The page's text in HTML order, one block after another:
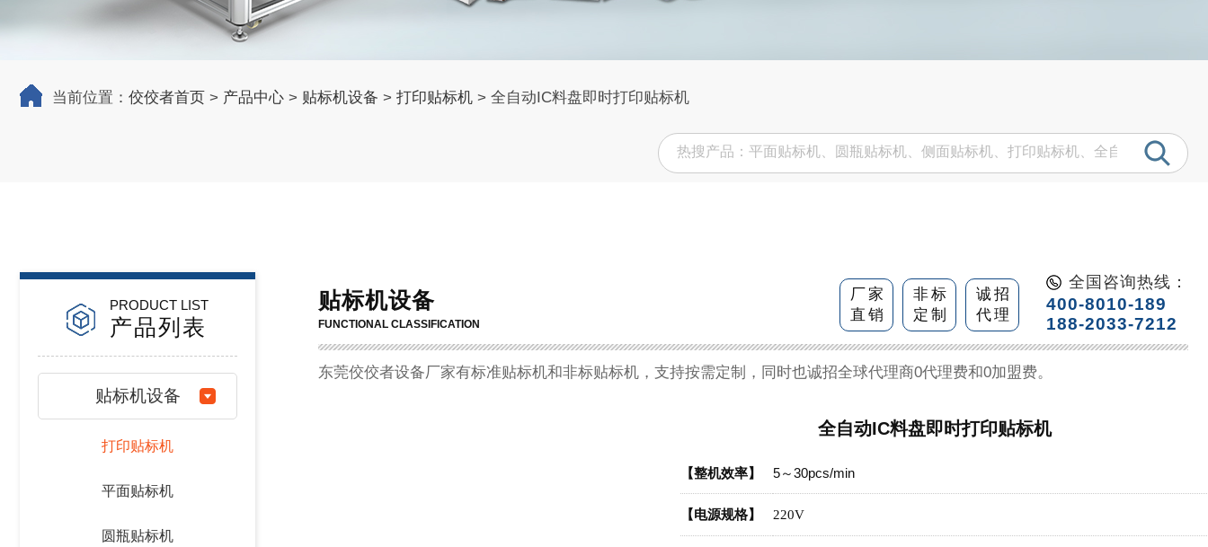
当前位置： 佼佼者首页 > 产品中心 > 贴标机设备 > 打印贴标机 > 全自动IC料盘即时打印贴标机
PRODUCT LIST
产品列表
贴标机设备
打印贴标机
平面贴标机
圆瓶贴标机
贴标机设备
FUNCTIONAL CLASSIFICATION
厂家
直销
非标
定制
诚招
代理
全国咨询热线：
400-8010-189
188-2033-7212
东莞佼佼者设备厂家有标准贴标机和非标贴标机，支持按需定制，同时也诚招全球代理商0代理费和0加盟费。
全自动IC料盘即时打印贴标机
【整机效率】 5～30pcs/min
【电源规格】 220V